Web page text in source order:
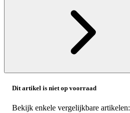
Dit artikel is niet op voorraad
Bekijk enkele vergelijkbare artikelen: